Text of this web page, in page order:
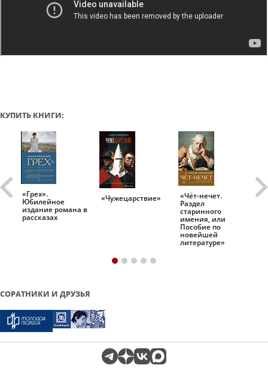
КУПИТЬ КНИГИ:
«Грех».
Юбилейное
издание романа в
рассказах
«Чужецарствие» «Чёт-нечет.
Раздел
старинного
имения, или
Пособие по
новейшей
литературе»
СОРАТНИКИ И ДРУЗЬЯ